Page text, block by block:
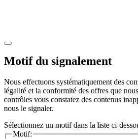
Motif du signalement
Nous effectuons systématiquement des
légalité et la conformité des offres que
contrôles vous constatez des contenus
nous le signaler.
Sélectionnez un motif dans la liste ci-
Motif: